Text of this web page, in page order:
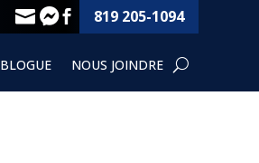
819 205-1094



BLOGUE NOUS JOINDRE